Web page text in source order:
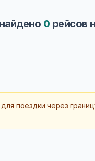
0 рейсов
поездки через